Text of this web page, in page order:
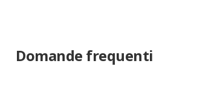
Domande frequenti